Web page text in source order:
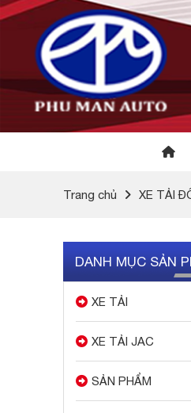
Trang chủ XE TẢI
DANH MỤC SẢN
XE TẢI
XE TẢI JAC
SẢN PHẨM